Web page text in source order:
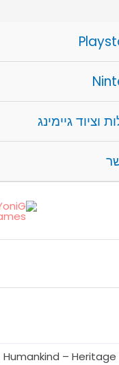
וציוד גיימינג
Humankind – Heritage